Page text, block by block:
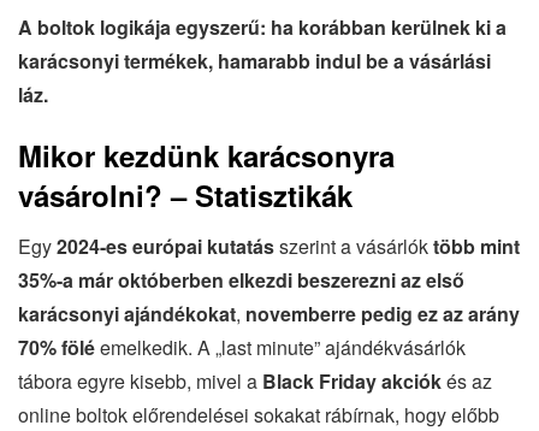
A boltok logikája egyszerű: ha korábban kerülnek ki a
karácsonyi termékek, hamarabb indul be a vásárlási
láz.
Mikor kezdünk karácsonyra
vásárolni? – Statisztikák
Egy2024-es európai kutatásszerint a vásárlóktöbb mint
35%-a már októberben elkezdi beszerezni az első
karácsonyi ajándékokat, novemberre pedig ez az arány
70% föléemelkedik. A „last minute” ajándékvásárlók
tábora egyre kisebb, mivel a Black Friday akciókés az
online boltok előrendelései sokakat rábírnak, hogy előbb